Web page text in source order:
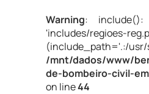
Warning: include():
'includes/regioes-
(include_path='.:/
/mnt/dados/www/
de-bombeiro-civil-
on line44